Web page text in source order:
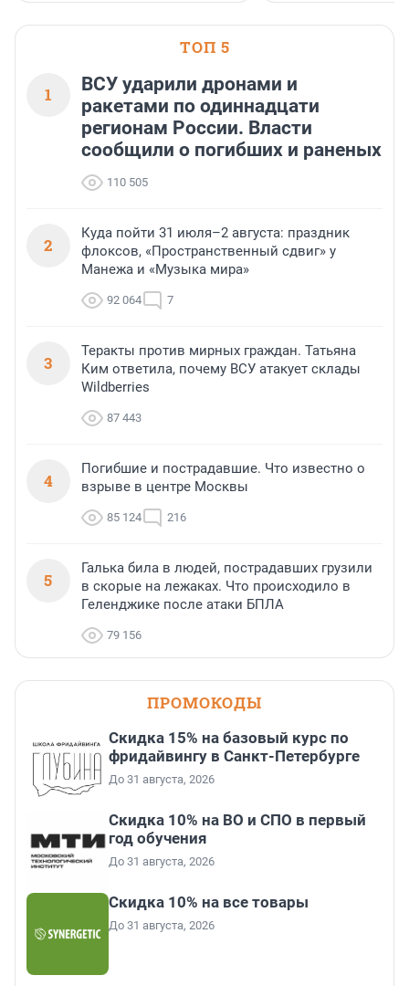
водопада.
ТОП 5
1
ВСУ ударили дронами и
ракетами по одиннадцати
регионам России. Власти
сообщили о погибших и раненых
110 505
2
Куда пойти 31 июля–2 августа: праздник
флоксов, «Пространственный сдвиг» у
Манежа и «Музыка мира»
92 064 7
3
Теракты против мирных граждан. Татьяна
Ким ответила, почему ВСУ атакует склады
Wildberries
87 443
4
Погибшие и пострадавшие. Что известно о
взрыве в центре Москвы
85 124 216
5
Галька била в людей, пострадавших грузили
в скорые на лежаках. Что происходило в
Геленджике после атаки БПЛА
79 156
ПРОМОКОДЫ
Скидка 15% на базовый курс по
фридайвингу в Санкт-Петербурге
До 31 августа, 2026
Скидка 10% на ВО и СПО в первый
год обучения
До 31 августа, 2026
Скидка 10% на все товары
До 31 августа, 2026